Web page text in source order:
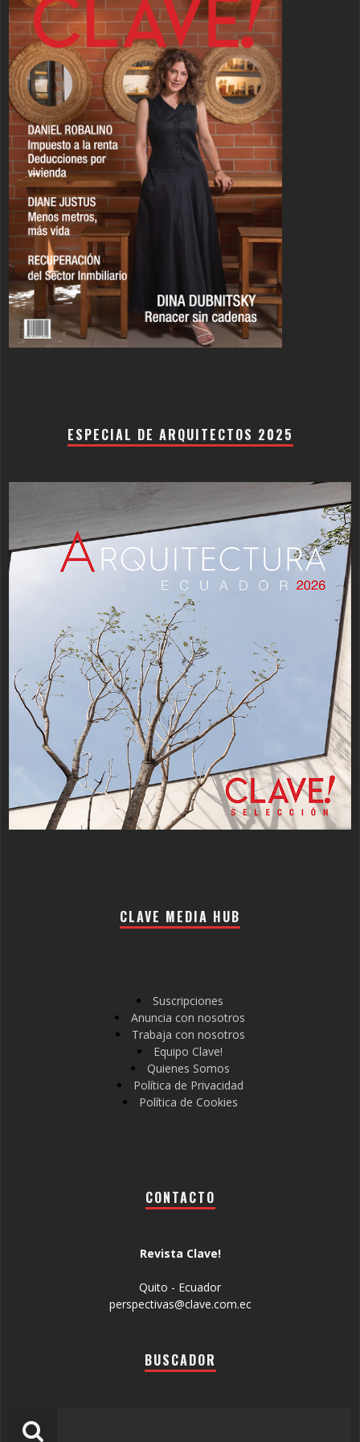
ESPECIAL DE ARQUITECTOS 2025
CLAVE MEDIA HUB
Suscripciones
Anuncia con nosotros
Trabaja con nosotros
Equipo Clave!
Quienes Somos
Política de Privacidad
Política de Cookies
CONTACTO
Revista Clave!
Quito - Ecuador
perspectivas@clave.com.ec
BUSCADOR